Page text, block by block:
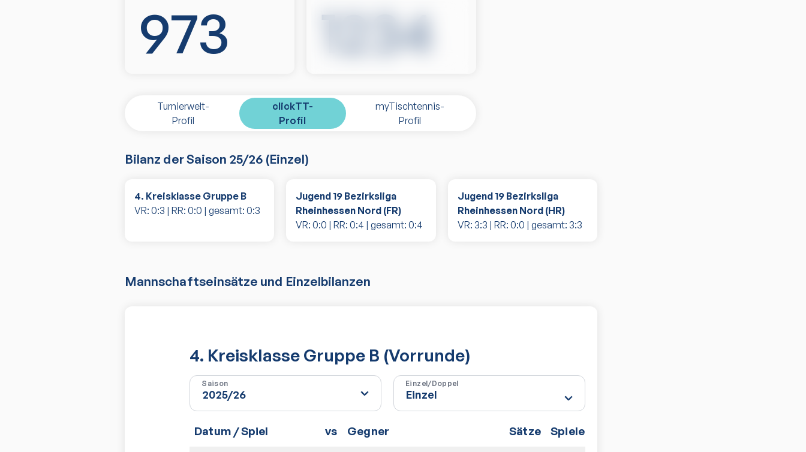
973 1234
Turnierwelt-
Profil
clickTT-
Profil
myTischtennis-
Profil
Bilanz der Saison 25/26 (Einzel)
4. Kreisklasse Gruppe B
VR: 0:3 | RR: 0:0 | gesamt: 0:3
Jugend 19 Bezirksliga
Rheinhessen Nord (FR)
VR:0:0 | RR: 0:4 | gesamt: 0:4
Jugend 19 Bezirksliga
Rheinhessen Nord (HR)
VR: 3:3 | RR: 0:0 | gesamt: 3:3
Mannschaftseinsätze und Einzelbilanzen
4. Kreisklasse Gruppe B (Vorrunde)
Saison Einzel/Doppel
Datum / Spiel vs Gegner Sätze Spiele